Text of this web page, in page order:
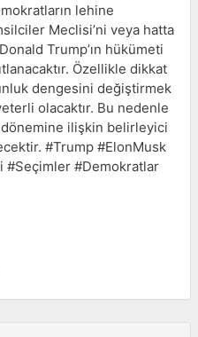
lehine
Meclisi’ni veya hatta
Trump’ın hükümeti
Özellikle dikkat
dengesini değiştirmek
olacaktır. Bu nedenle
dönemine ilişkin belirleyici
#Trump #ElonMusk
#Seçimler #Demokratlar